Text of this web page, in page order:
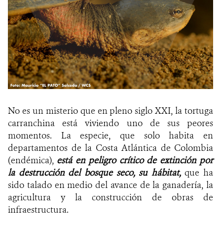
DONA
No es un misterio que en pleno siglo XXI, la tortuga
carranchina está viviendo uno de sus peores
momentos. La especie, que solo habita en
departamentos de la Costa Atlántica de Colombia
(endémica), está en peligro crítico de extinción por
la destrucción del bosque seco, su hábitat,que ha
sido talado en medio del avance de la ganadería, la
agricultura y la construcción de obras de
infraestructura.